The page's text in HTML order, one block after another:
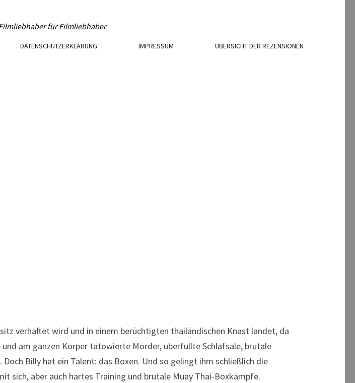
für Filmliebhaber
DATENSCHUTZERKLÄRUNG IMPRESSUM ÜBERSICHT DER REZENSIONEN
verhaftet wird und in einem berüchtigten thailändischen Knast landet, da
am ganzen Körper tätowierte Mörder, überfüllte Schlafsäle, brutale
Billy hat ein Talent: das Boxen. Und so gelingt ihm schließlich die
sich, aber auch hartes Training und brutale Muay Thai-Boxkämpfe.